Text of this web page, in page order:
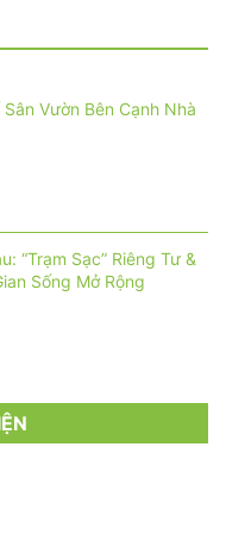
Sân Vườn Bên Cạnh Nhà
“Trạm Sạc” Riêng Tư &
Sống Mở Rộng